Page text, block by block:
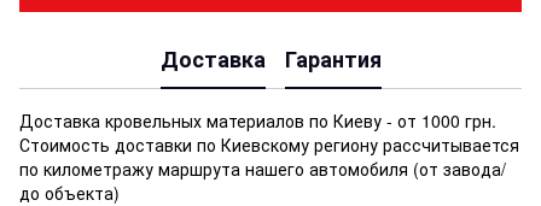
Доставка Гарантия
Доставка кровельных материалов по Киеву - от 1000 грн.
Стоимость доставки по Киевскому региону рассчитывается
по километражу маршрута нашего автомобиля (от завода/
до объекта)